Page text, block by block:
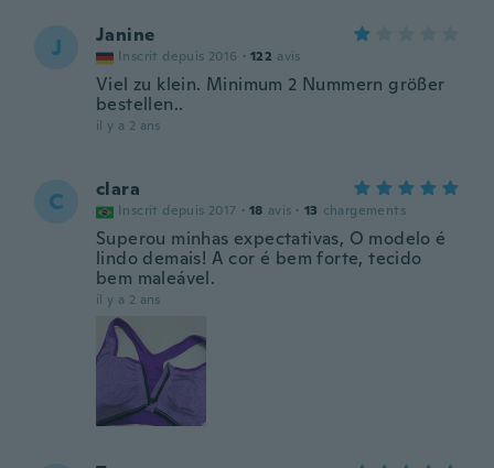
J Janine
Inscrit depuis 2016 · 122 avis
Viel zu klein. Minimum 2 Nummern größer
bestellen..
il y a 2 ans
C clara
Inscrit depuis 2017 · 18 avis · 13 chargements
Superou minhas expectativas, O modelo é
lindo demais! A cor é bem forte, tecido
bem maleável.
il y a 2 ans